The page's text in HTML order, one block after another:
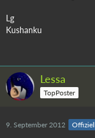
Lg
Kushanku
Lessa
TopPoster
9. September 2012